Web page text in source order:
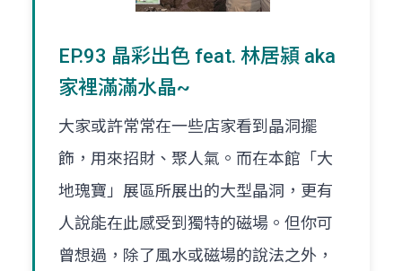
EP.93 晶彩出色 feat. 林居潁 aka
家裡滿滿水晶~
大家或許常常在一些店家看到晶洞擺
飾，用來招財、聚人氣。而在本館「大
地瑰寶」展區所展出的大型晶洞，更有
人說能在此感受到獨特的磁場。但你可
曾想過，除了風水或磁場的說法之外，